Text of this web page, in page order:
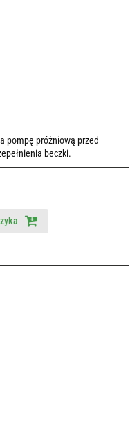
pompę próżniową przed
beczki.